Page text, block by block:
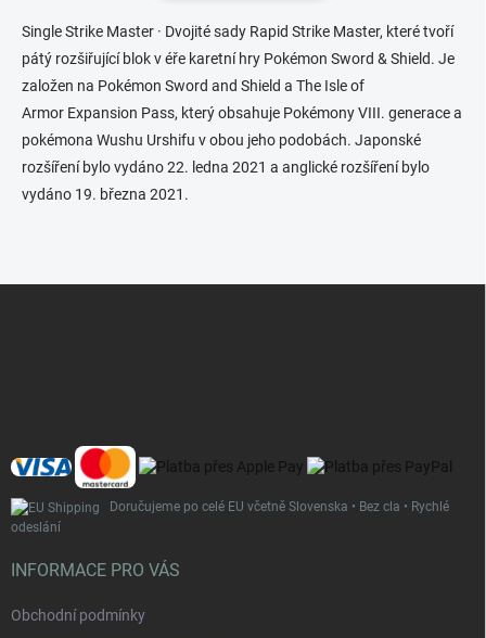
Single Strike Master · Dvojité sady Rapid Strike Master, které tvoří
pátý rozšiřující blok v éře karetní hry Pokémon Sword & Shield. Je
založen na Pokémon Sword and Shield a The Isle of
Armor Expansion Pass, který obsahuje Pokémony VIII. generace a
pokémona Wushu Urshifu v obou jeho podobách. Japonské
rozšíření bylo vydáno 22. ledna 2021 a anglické rozšíření bylo
vydáno 19. března 2021.
Doručujeme po celé EU včetně Slovenska • Bez cla • Rychlé
odeslání
INFORMACE PRO VÁS
Obchodní podmínky